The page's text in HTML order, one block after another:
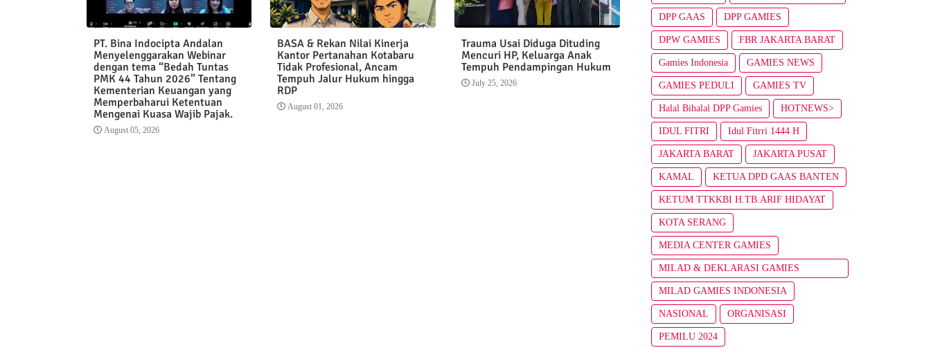
PT. Bina Indocipta Andalan
Menyelenggarakan Webinar
dengan tema “Bedah Tuntas
PMK 44 Tahun 2026” Tentang
Kementerian Keuangan yang
Memperbaharui Ketentuan
Mengenai Kuasa Wajib Pajak.
August 05, 2026
BASA & Rekan Nilai Kinerja
Kantor Pertanahan Kotabaru
Tidak Profesional, Ancam
Tempuh Jalur Hukum hingga
RDP
August 01, 2026
Trauma Usai Diduga Dituding
Mencuri HP, Keluarga Anak
Tempuh Pendampingan Hukum
July 25, 2026
DPP GAAS DPP GAMIES
DPW GAMIES FBR JAKARTA BARAT
Gamies Indonesia GAMIES NEWS
GAMIES PEDULI GAMIES TV
Halal Bihalal DPP Gamies HOTNEWS>
IDUL FITRI Idul Fitrri 1444 H
JAKARTA BARAT JAKARTA PUSAT
KAMAL KETUA DPD GAAS BANTEN
KETUM TTKKBI H.TB.ARIF HIDAYAT
KOTA SERANG
MEDIA CENTER GAMIES
MILAD & DEKLARASI GAMIES
INDONESIA
MILAD GAMIES INDONESIA
NASIONAL ORGANISASI
PEMILU 2024